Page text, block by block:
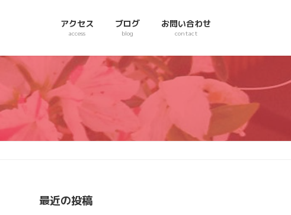
アクセス
access
ブログ
blog
お問い合わせ
contact
最近の投稿